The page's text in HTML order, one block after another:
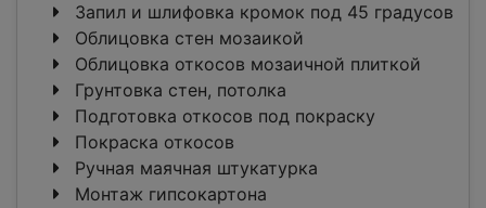
Запил и шлифовка кромок под 45 градусов
Облицовка стен мозаикой
Облицовка откосов мозаичной плиткой
Грунтовка стен, потолка
Подготовка откосов под покраску
Покраска откосов
Ручная маячная штукатурка
Монтаж гипсокартона